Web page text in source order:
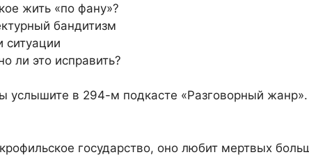
жить «по фану»?
бандитизм
ли это исправить?
услышите в 294-м подкасте «Разговорный жанр».
государство, оно любит мертвых